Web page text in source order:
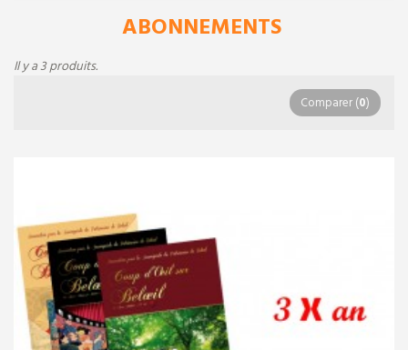
ABONNEMENTS
Il y a 3 produits.
Comparer (0)